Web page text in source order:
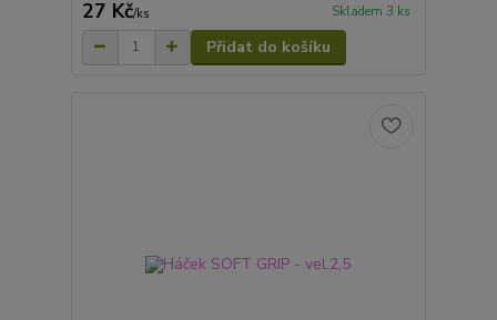
27 Kč/ks Skladem 3 ks
Přidat do košíku